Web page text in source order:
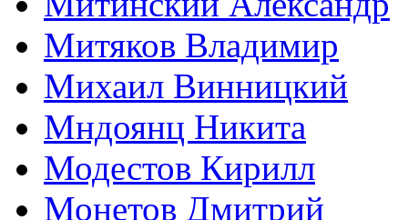
Митяков Владимир
Михаил Винницкий
Мндоянц Никита
Модестов Кирилл
Монетов Дмитрий